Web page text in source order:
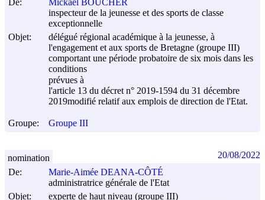
De:
Mickaël BOUCHER
inspecteur de la jeunesse et des sports de classe
exceptionnelle
Objet:
délégué régional académique à la jeunesse, à
l'engagement et aux sports de Bretagne (groupe III)
comportant une période probatoire de six mois dans les
conditions
prévues à
l'article 13 du décret n° 2019-1594 du 31 décembre
2019modifié relatif aux emplois de direction de l'Etat.
Groupe: Groupe III
De:
Marie-Aimée DEANA-CÔTÉ
administratrice générale de l'Etat
Objet:
experte de haut niveau (groupe III)
nomination 20/08/2022